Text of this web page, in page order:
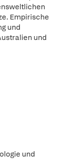
Empirische
und
und
und